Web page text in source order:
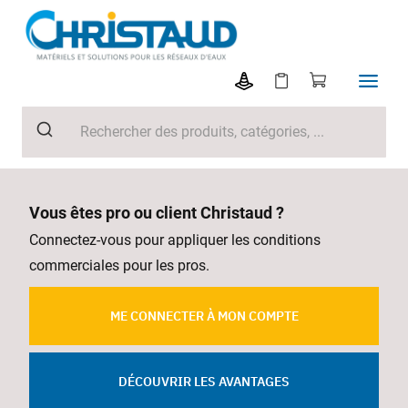
Vous êtes pro ou client Christaud ?
Connectez-vous pour appliquer les conditions
commerciales pour les pros.
ME CONNECTER À MON COMPTE
DÉCOUVRIR LES AVANTAGES